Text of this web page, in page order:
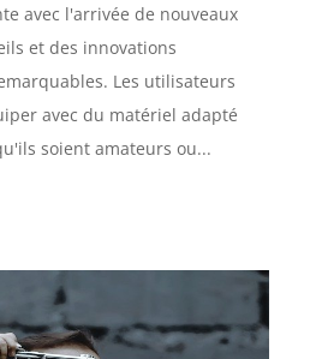
avec l'arrivée de nouveaux
et des innovations
Les utilisateurs
avec du matériel adapté
soient amateurs ou...